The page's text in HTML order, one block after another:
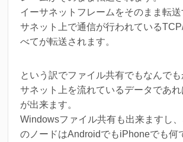
イーサネットフレームをそのまま転
サネット上で通信が行われている
べてが転送されます。
という訳でファイル共有でもなんで
サネット上を流れているデータであ
が出来ます。
Windowsファイル共有も出来ますし
のノードはAndroidでもiPhoneでも何